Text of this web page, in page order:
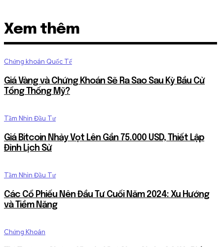
Xem thêm
Chứng khoán Quốc Tế
Giá Vàng và Chứng Khoán Sẽ Ra Sao Sau Kỳ Bầu Cử
Tổng Thống Mỹ?
Tầm Nhìn Đầu Tư
Giá Bitcoin Nhảy Vọt Lên Gần 75.000 USD, Thiết Lập
Đỉnh Lịch Sử
Tầm Nhìn Đầu Tư
Các Cổ Phiếu Nên Đầu Tư Cuối Năm 2024: Xu Hướng
và Tiềm Năng
Chứng Khoán